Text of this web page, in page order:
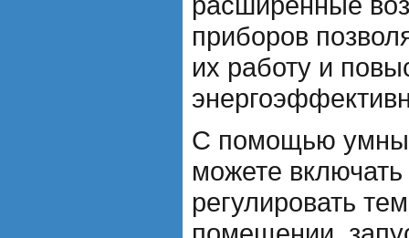
приборов
их работу и
С помощью
можете
регулировать